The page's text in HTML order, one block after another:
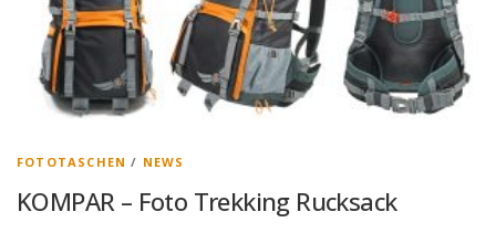
FOTOTASCHEN / NEWS
KOMPAR – Foto Trekking Rucksack